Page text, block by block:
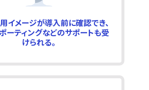
イメージが導入前に確認でき、
ーティングなどのサポートも受
けられる。